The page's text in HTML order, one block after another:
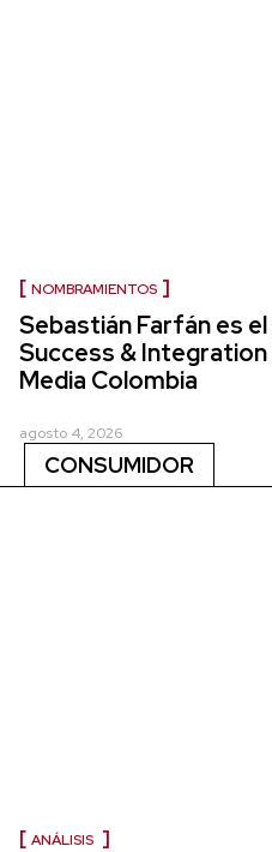
NOMBRAMIENTOS
Sebastián Farfán es
Success &
Media Colombia
agosto 4, 2026
CONSUMIDOR
ANÁLISIS